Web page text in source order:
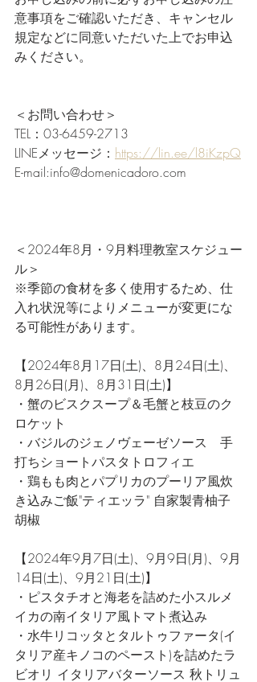
意事項をご確認いただき、キャンセル
規定などに同意いただいた上でお申込
みください。
＜お問い合わせ＞
TEL：03-6459-2713
LINEメッセージ： https://lin.ee/l8iKzpQ
E-mail:info@domenicadoro.com
＜2024年8月・9月料理教室スケジュー
ル＞
※季節の食材を多く使用するため、仕
入れ状況等によりメニューが変更にな
る可能性があります。
【2024年8月17日(土)、8月24日(土)、
8月26日(月)、8月31日(土)】
・蟹のビスクスープ＆毛蟹と枝豆のク
ロケット
・バジルのジェノヴェーゼソース　手
打ちショートパスタトロフィエ
・鶏もも肉とパプリカのプーリア風炊
き込みご飯"ティエッラ" 自家製青柚子
胡椒
【2024年9月7日(土)、9月9日(月)、9月
14日(土)、9月21日(土)】
・ピスタチオと海老を詰めた小スルメ
イカの南イタリア風トマト煮込み
・水牛リコッタとタルトゥファータ(イ
タリア産キノコのペースト)を詰めたラ
ビオリ イタリアバターソース 秋トリュ